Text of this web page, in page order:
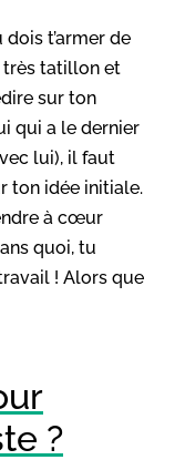
t’armer de
très tatillon et
sur ton
qui a le dernier
lui), il faut
ton idée initiale.
à cœur
quoi, tu
! Alors que
?